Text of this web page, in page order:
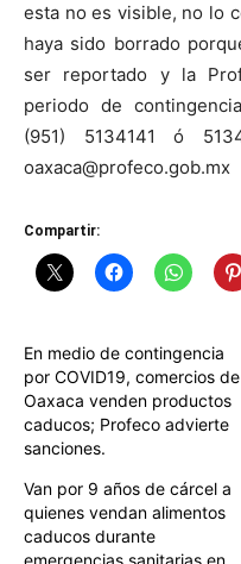
esta no es visible, no lo
haya sido borrado
ser reportado y la
periodo de
(951) 5134141 ó
oaxaca@profeco.gob.mx
Compartir:
En medio de contingencia
por COVID19, comercios de
Oaxaca venden productos
caducos; Profeco advierte
sanciones.
Van por 9 años de cárcel a
quienes vendan alimentos
caducos durante
emergencias sanitarias en